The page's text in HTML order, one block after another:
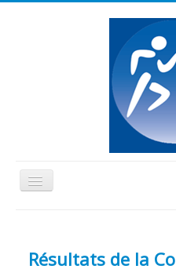
Basculer
la
Vous êtes ici : Accueil
Résultats de la